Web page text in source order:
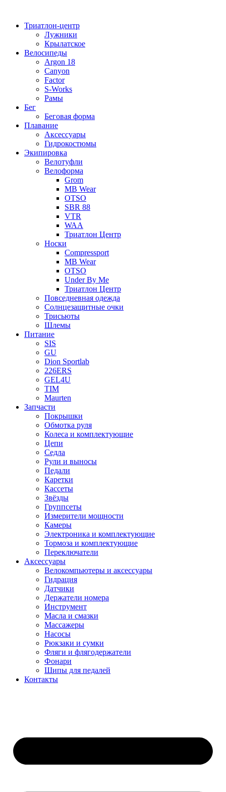
содержимому
Триатлон-центр
Лужники
Крылатское
Велосипеды
Argon 18
Canyon
Factor
S-Works
Рамы
Бег
Беговая форма
Плавание
Аксессуары
Гидрокостюмы
Экипировка
Велотуфли
Велоформа
Grom
MB Wear
OTSO
SBR 88
VTR
WAA
Триатлон Центр
Носки
Compressport
MB Wear
OTSO
Under By Me
Триатлон Центр
Повседневная одежда
Солнцезащитные очки
Трисьюты
Шлемы
Питание
SIS
GU
Dion Sportlab
226ERS
GEL4U
TIM
Maurten
Запчасти
Покрышки
Обмотка руля
Колеса и комплектующие
Цепи
Седла
Рули и выносы
Педали
Каретки
Кассеты
Звёзды
Группсеты
Измерители мощности
Камеры
Электроника и комплектующие
Тормоза и комплектующие
Переключатели
Аксессуары
Велокомпьютеры и аксессуары
Гидрация
Датчики
Держатели номера
Инструмент
Масла и смазки
Массажеры
Насосы
Рюкзаки и сумки
Фляги и флягодержатели
Фонари
Шипы для педалей
Контакты